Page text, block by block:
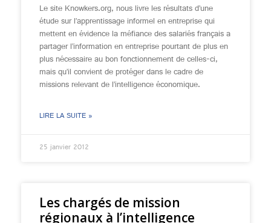
Le site Knowkers.org, nous livre les résultats d’une
étude sur l’apprentissage informel en entreprise qui
mettent en évidence la méfiance des salariés français a
partager l’information en entreprise pourtant de plus en
plus nécessaire au bon fonctionnement de celles-ci,
mais qu’il convient de protéger dans le cadre de
missions relevant de l’intelligence économique.
LIRE LA SUITE »
25 janvier 2012
Les chargés de mission
régionaux à l’intelligence